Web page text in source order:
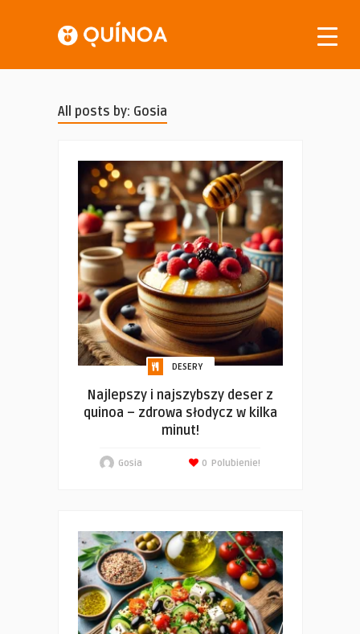
All posts by: Gosia
DESERY
Najlepszy i najszybszy deser z
quinoa – zdrowa słodycz w kilka
minut!
Gosia Polubienie!
0